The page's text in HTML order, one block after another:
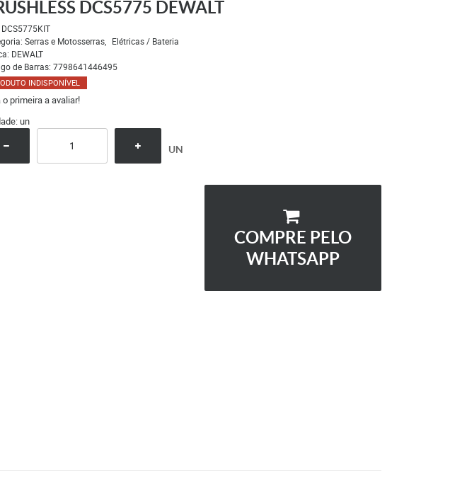
DCS5775 DEWALT
DCS5775KIT
Serras e Motosserras
Elétricas / Bateria
DEWALT
de Barras: 7798641446495
INDISPONÍVEL
o primeira a avaliar!
un
UN
COMPRE PELO
WHATSAPP